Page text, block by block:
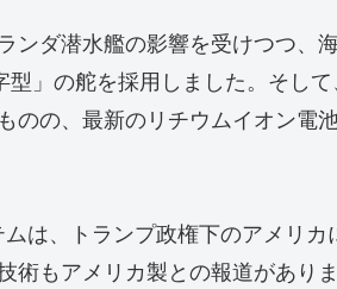
ンダ潜水艦の影響を受けつつ、
型」の舵を採用しました。そして
のの、最新のリチウムイオン電
は、トランプ政権下のアメリカ
もアメリカ製との報道がありま